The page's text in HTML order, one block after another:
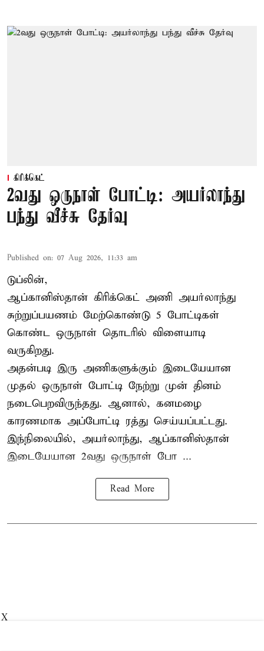
கிரிக்கெட்
2வது ஒருநாள் போட்டி: அயர்லாந்து
பந்து வீச்சு தேர்வு
Published on: 07 Aug 2026, 11:33 am
டுப்லின்,
ஆப்கானிஸ்தான் கிரிக்கெட் அணி அயர்லாந்து
சுற்றுப்பயணம் மேற்கொண்டு 5 போட்டிகள்
கொண்ட ஒருநாள் தொடரில் விளையாடி
வருகிறது.
அதன்படி இரு அணிகளுக்கும் இடையேயான
முதல் ஒருநாள் போட்டி நேற்று முன் தினம்
நடைபெறவிருந்தது. ஆனால், கனமழை
காரணமாக அப்போட்டி ரத்து செய்யப்பட்டது.
இந்நிலையில், அயர்லாந்து, ஆப்கானிஸ்தான்
இடையேயான 2வது ஒருநாள் போ ...
Read More
X